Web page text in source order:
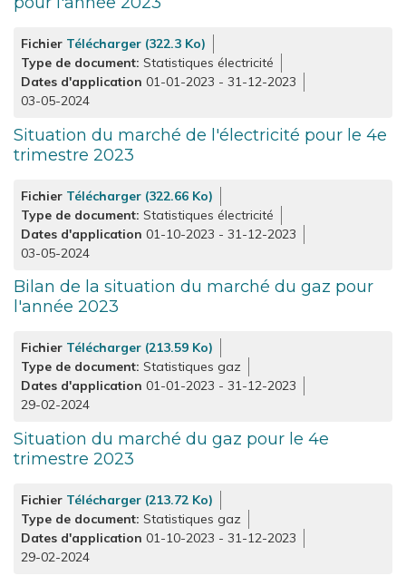
Fichier Télécharger (322.3 Ko)
Type de document Statistiques électricité
Dates d'application 01-01-2023 - 31-12-2023
03-05-2024
Situation du marché de l'électricité pour le 4e
trimestre 2023
Fichier Télécharger (322.66 Ko)
Type de document Statistiques électricité
Dates d'application 01-10-2023 - 31-12-2023
03-05-2024
Bilan de la situation du marché du gaz pour
l'année 2023
Fichier Télécharger (213.59 Ko)
Type de document Statistiques gaz
Dates d'application 01-01-2023 - 31-12-2023
29-02-2024
Situation du marché du gaz pour le 4e
trimestre 2023
Fichier Télécharger (213.72 Ko)
Type de document Statistiques gaz
Dates d'application 01-10-2023 - 31-12-2023
29-02-2024